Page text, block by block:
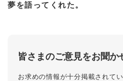
夢を語ってくれた。
皆さまのご意見をお聞か
お求めの情報が十分掲載されて